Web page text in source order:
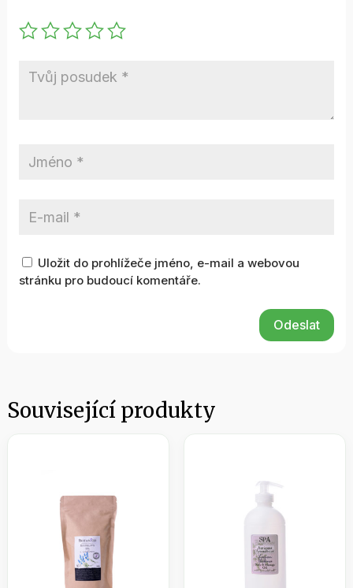
Uložit do prohlížeče jméno, e-mail a webovou
stránku pro budoucí komentáře.
Odeslat
Související produkty